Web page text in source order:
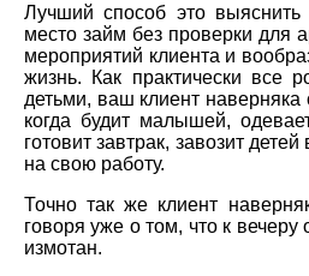
Лучший способ это
место займ без проверки для
мероприятий клиента и
жизнь. Как практически все
детьми, ваш клиент наверняка
когда будит малышей,
готовит завтрак, завозит
на свою работу.
Точно так же клиент
говоря уже о том, что к
измотан.